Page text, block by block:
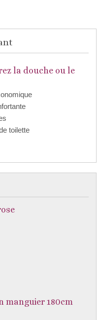
la douche ou le
toilette
manguier 180cm